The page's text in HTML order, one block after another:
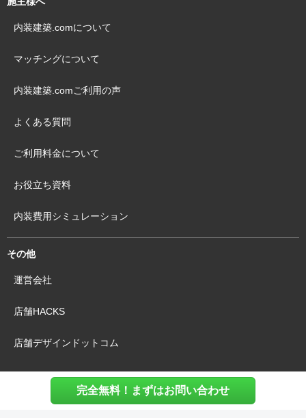
完全無料！まずはお問い合わせ
内装建築.comについて
マッチングについて
内装建築.comご利用の声
よくある質問
ご利用料金について
お役立ち資料
内装費用シミュレーション
その他
運営会社
店舗HACKS
店舗デザインドットコム